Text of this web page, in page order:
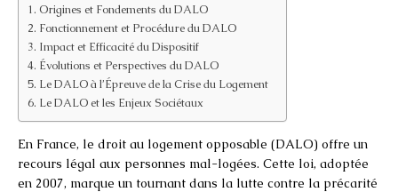
Origines et Fondements du DALO
Fonctionnement et Procédure du DALO
Impact et Efficacité du Dispositif
Évolutions et Perspectives du DALO
Le DALO à l’Épreuve de la Crise du Logement
Le DALO et les Enjeux Sociétaux
En France, le droit au logement opposable (DALO) offre un
recours légal aux personnes mal-logées. Cette loi, adoptée
en 2007, marque un tournant dans la lutte contre la précarité